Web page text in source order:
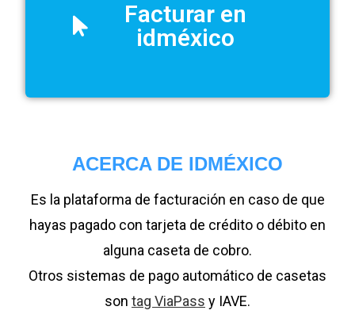
Facturar en
idméxico
ACERCA DE IDMÉXICO
Es la plataforma de facturación en caso de que
hayas pagado con tarjeta de crédito o débito en
alguna caseta de cobro.
Otros sistemas de pago automático de casetas
son tag ViaPass y IAVE.